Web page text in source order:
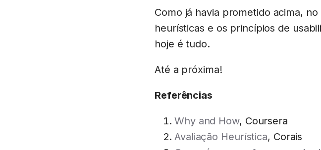
Como já havia prometido acima,
heurísticas e os princípios de
hoje é tudo.
Até a próxima!
Referências
Why and How, Coursera
Avaliação Heurística, Corais